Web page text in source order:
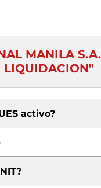
MANILA
LIQUIDACION"
activo?